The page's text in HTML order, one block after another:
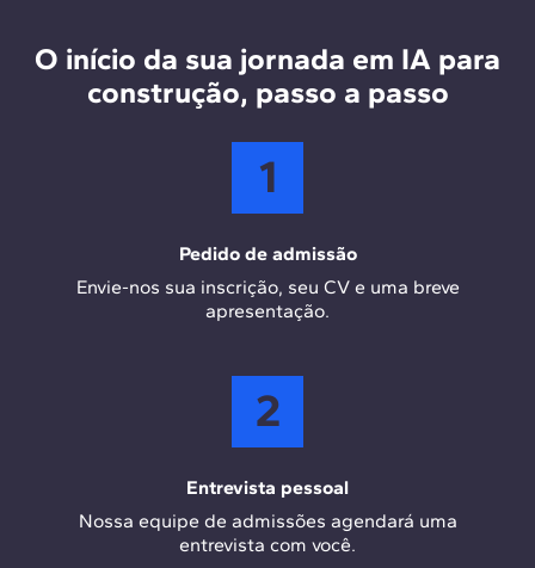
pelo Power BI para visualização de dados e Ecocraff
para análises de sustentabilidade.
O início da sua jornada em IA para
construção, passo a passo
1
Pedido de admissão
Envie-nos sua inscrição, seu CV e uma breve
apresentação.
2
Entrevista pessoal
Nossa equipe de admissões agendará uma
entrevista com você.